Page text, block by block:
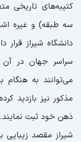
کتیبه‌های تاریخی
سه طبقه) و غیره
دانشگاه شیراز قرار
سراسر جهان در آن
می‌توانند به هنگام
مذکور نیز بازدید
ذهن خود ثبت نمایند.
شیراز مقصد زیبایی